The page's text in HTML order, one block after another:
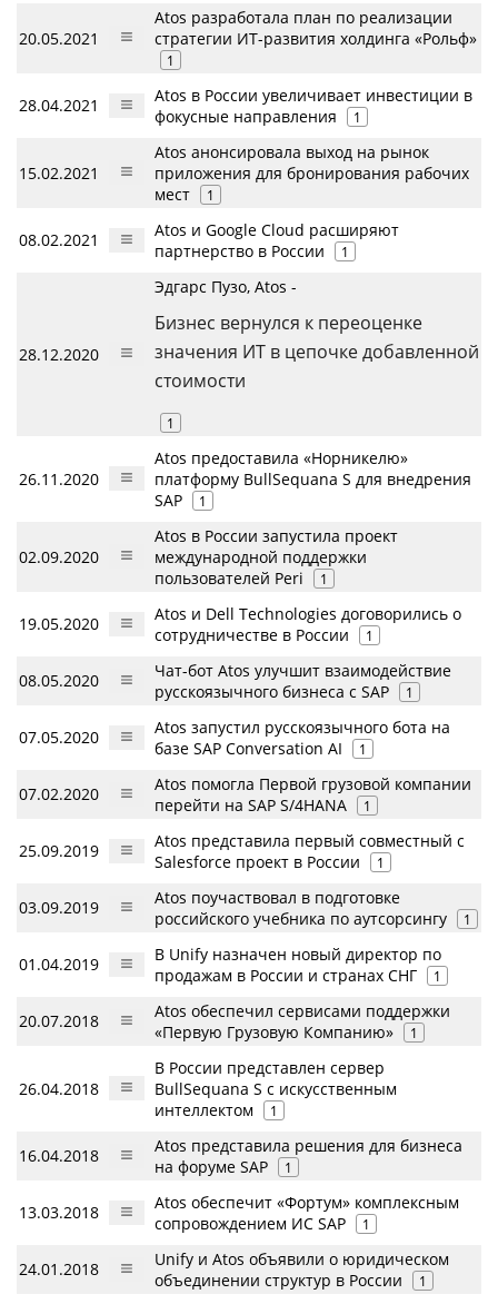
20.05.2021
Atos разработала план по реализации
стратегии ИТ-развития холдинга «Рольф»
1
28.04.2021
Atos в России увеличивает инвестиции в
фокусные направления
1
15.02.2021
Atos анонсировала выход на рынок
приложения для бронирования рабочих
мест
1
08.02.2021
Atos и Google Cloud расширяют
партнерство в России
1
28.12.2020
Эдгарс Пузо, Atos -
Бизнес вернулся к переоценке
значения ИТ в цепочке добавленной
стоимости
1
26.11.2020
Atos предоставила «Норникелю»
платформу BullSequana S для внедрения
SAP
1
02.09.2020
Atos в России запустила проект
международной поддержки
пользователей Peri
1
19.05.2020
Atos и Dell Technologies договорились о
сотрудничестве в России
1
08.05.2020
Чат-бот Atos улучшит взаимодействие
русскоязычного бизнеса с SAP
1
07.05.2020
Atos запустил русскоязычного бота на
базе SAP Conversation AI
1
07.02.2020
Atos помогла Первой грузовой компании
перейти на SAP S/4HANA
1
25.09.2019
Atos представила первый совместный с
Salesforce проект в России
1
03.09.2019
Atos поучаствовал в подготовке
российского учебника по аутсорсингу
1
01.04.2019
В Unify назначен новый директор по
продажам в России и странах СНГ
1
20.07.2018
Atos обеспечил сервисами поддержки
«Первую Грузовую Компанию»
1
26.04.2018
В России представлен сервер
BullSequana S с искусственным
интеллектом
1
16.04.2018
Atos представила решения для бизнеса
на форуме SAP
1
13.03.2018
Atos обеспечит «Фортум» комплексным
сопровождением ИС SAP
1
24.01.2018
Unify и Atos объявили о юридическом
объединении структур в России
1